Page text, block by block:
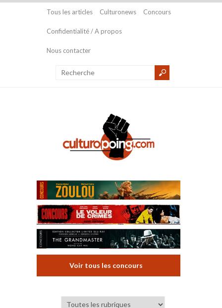
Tous les articles Culturonews Concours
Confidentialité / A propos
Nous contacter
Voir tous les concours